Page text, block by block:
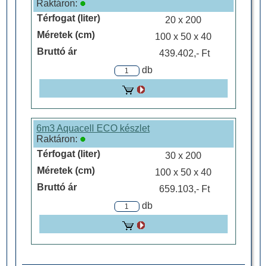
A csatlakozások kialakításánál a geotextilt meg kell
vágni a bekötés helyén. A bevágott geotextilen a
kapcsolódó csőveket a szikkasztó csatlakozójába
kell betolni. Szorosan, hogy befedésnél a feltöltés
anyaga ne kerülhessen a tárolóba.
Ezután a tárolót oldalról rétegenként kell befedni. A
felhasznált laza talaj nem tartalmazhat geotextil- és
tárolókárosító anyagot. (gyökér, cserép, nagyobb
Az oldalak elkészülte után a teljes tároló befedhető.
Szikkasztó/tározó blokk:
Anyaga: PP
Tömege: 8,5 kg
Méretei: 500×1000×400 mm
Szikkasztó méretezés
Raktáron:
20 x 200
100 x 50 x 40
439.402,- Ft
db
6m3 Aquacell ECO készlet
Raktáron:
30 x 200
100 x 50 x 40
659.103,- Ft
db